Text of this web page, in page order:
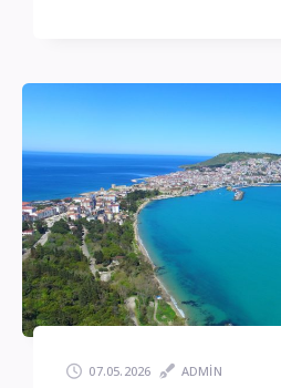
07.05.2026 ADMIN